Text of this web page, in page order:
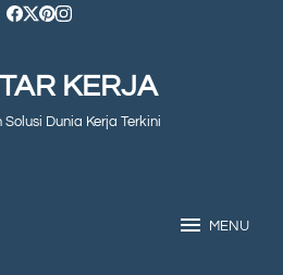
KERJA
Solusi Dunia Kerja Terkini
MENU